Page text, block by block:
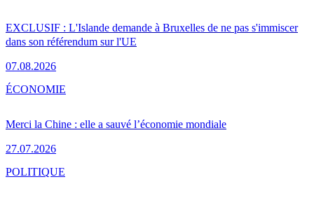
EXCLUSIF : L'Islande demande à Bruxelles de ne pas s'immiscer
dans son référendum sur l'UE
07.08.2026
Merci la Chine : elle a sauvé l’économie mondiale
27.07.2026
ÉCONOMIE
POLITIQUE